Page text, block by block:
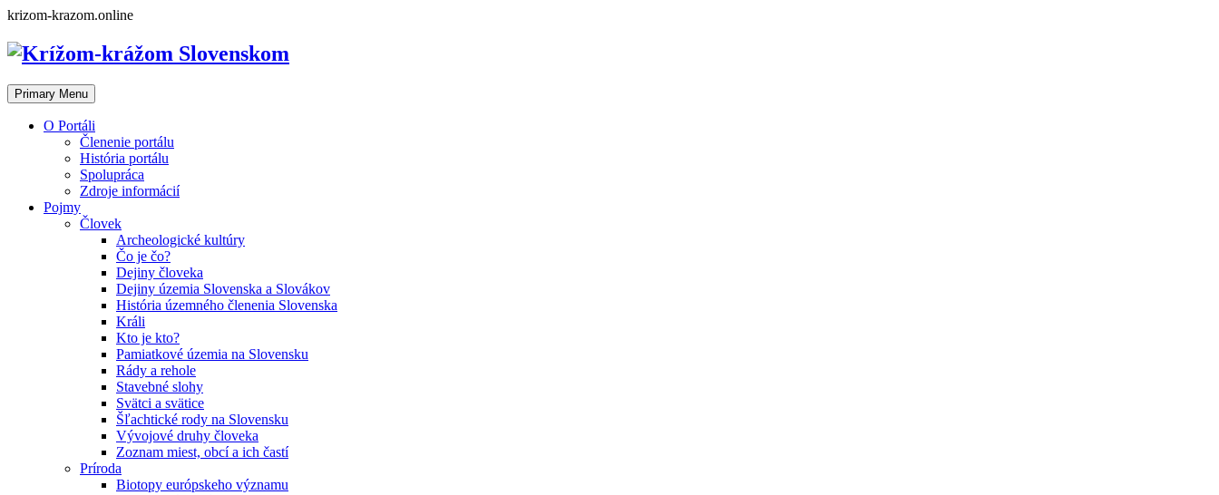
Skip
content
krizom-krazom.online
Primary Menu
O Portáli
Členenie portálu
História portálu
Spolupráca
Zdroje informácií
Pojmy
Človek
Archeologické kultúry
Čo je čo?
Dejiny človeka
Dejiny územia Slovenska a Slovákov
História územného členenia Slovenska
Králi
Kto je kto?
Pamiatkové územia na Slovensku
Rády a rehole
Stavebné slohy
Svätci a svätice
Šľachtické rody na Slovensku
Vývojové druhy človeka
Zoznam miest, obcí a ich častí
Príroda
Biotopy európskeho významu